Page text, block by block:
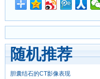
随机推荐
胆囊结石的CT影像表现